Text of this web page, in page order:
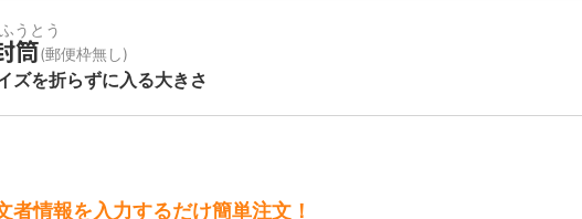
うとう
筒(郵便枠無し)
ズを折らずに入る大きさ
者情報を入力するだけ簡単注文！